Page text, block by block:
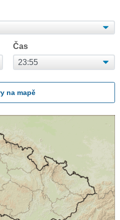
Čas
na mapě